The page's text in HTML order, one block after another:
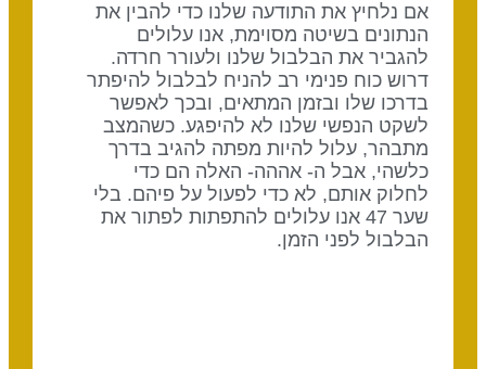
אם נלחיץ את התודעה שלנו כדי להבין את
הנתונים בשיטה מסוימת, אנו עלולים
להגביר את הבלבול שלנו ולעורר חרדה.
דרוש כוח פנימי רב להניח לבלבול להיפתר
בדרכו שלו ובזמן המתאים, ובכך לאפשר
לשקט הנפשי שלנו לא להיפגע. כשהמצב
מתבהר, עלול להיות מפתה להגיב בדרך
כלשהי, אבל ה- אההה- האלה הם כדי
לחלוק אותם, לא כדי לפעול על פיהם. בלי
שער 47 אנו עלולים להתפתות לפתור את
הבלבול לפני הזמן.